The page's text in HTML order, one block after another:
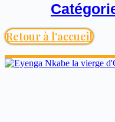
Retour à l'accueil